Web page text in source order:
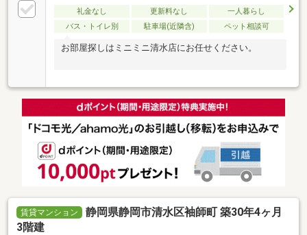
礼金なし 更新料なし
一人暮らし
バス・トイレ別
駐車場(近隣含) ペット相談可
お部屋探しはミニミニ清水店にお任せください。
賃貸マンション
静岡県静岡市清水区袖師町 築30年4ヶ月
3階建